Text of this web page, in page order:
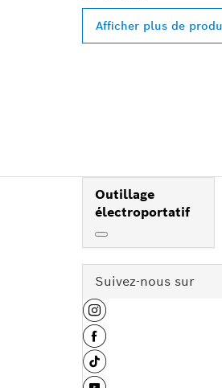
Afficher plus de
Outillage
électroportatif
Suivez-nous sur